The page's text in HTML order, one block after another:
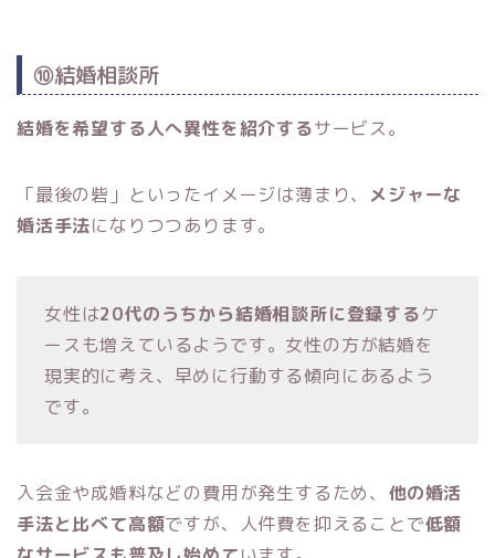
⑩結婚相談所
結婚を希望する人へ異性を紹介するサービス。
「最後の砦」といったイメージは薄まり、 メジャーな
婚活手法になりつつあります。
女性は20代のうちから結婚相談所に登録するケ
ースも増えているようです。女性の方が結婚を
現実的に考え、早めに行動する傾向にあるよう
です。
入会金や成婚料などの費用が発生するため、 他の婚活
手法と比べて高額ですが、人件費を抑えることで低額